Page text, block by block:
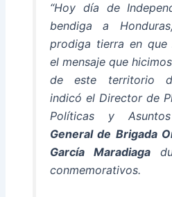
“Hoy día de
bendiga a
prodiga tierra en que
el mensaje que
de este territorio
indicó el Director de
Políticas y
General de Brigada
García Maradiaga
conmemorativos.